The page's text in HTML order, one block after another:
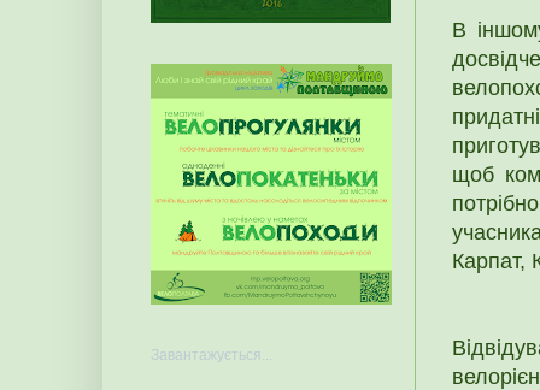
В
щоб
Карпат,
Завантажується...